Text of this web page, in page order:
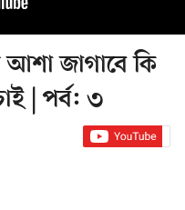
আশা জাগাবে কি
| পর্ব: ৩